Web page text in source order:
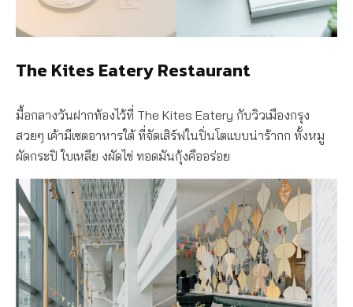
The Kites Eatery Restaurant
มื้อกลางวันฝากท้องไว้ที่ The Kites Eatery กับวิวเมืองกรุง
สวยๆ เค้ามีเซตอาหารใต้ ที่จัดเสิร์ฟในปิ่นโตแบบน่าร้ากก ทั้งหมู
ผัดกระปิ ใบเหลีย งผัดไข่ ทอดมันกุ้งคืออร่อย